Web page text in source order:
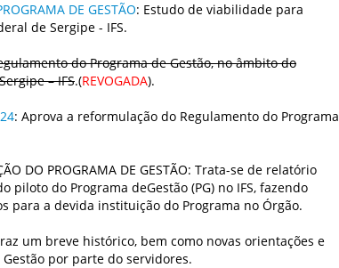
DE GESTÃO: Estudo de viabilidade para
de Sergipe - IFS.
do Programa de Gestão, no âmbito do
– IFS.(REVOGADA).
: Aprova a reformulação do Regulamento do Programa
DO PROGRAMA DE GESTÃO: Trata-se de relatório
do Programa deGestão (PG) no IFS, fazendo
para a devida instituição do Programa no Órgão.
um breve histórico, bem como novas orientações e
por parte do servidores.